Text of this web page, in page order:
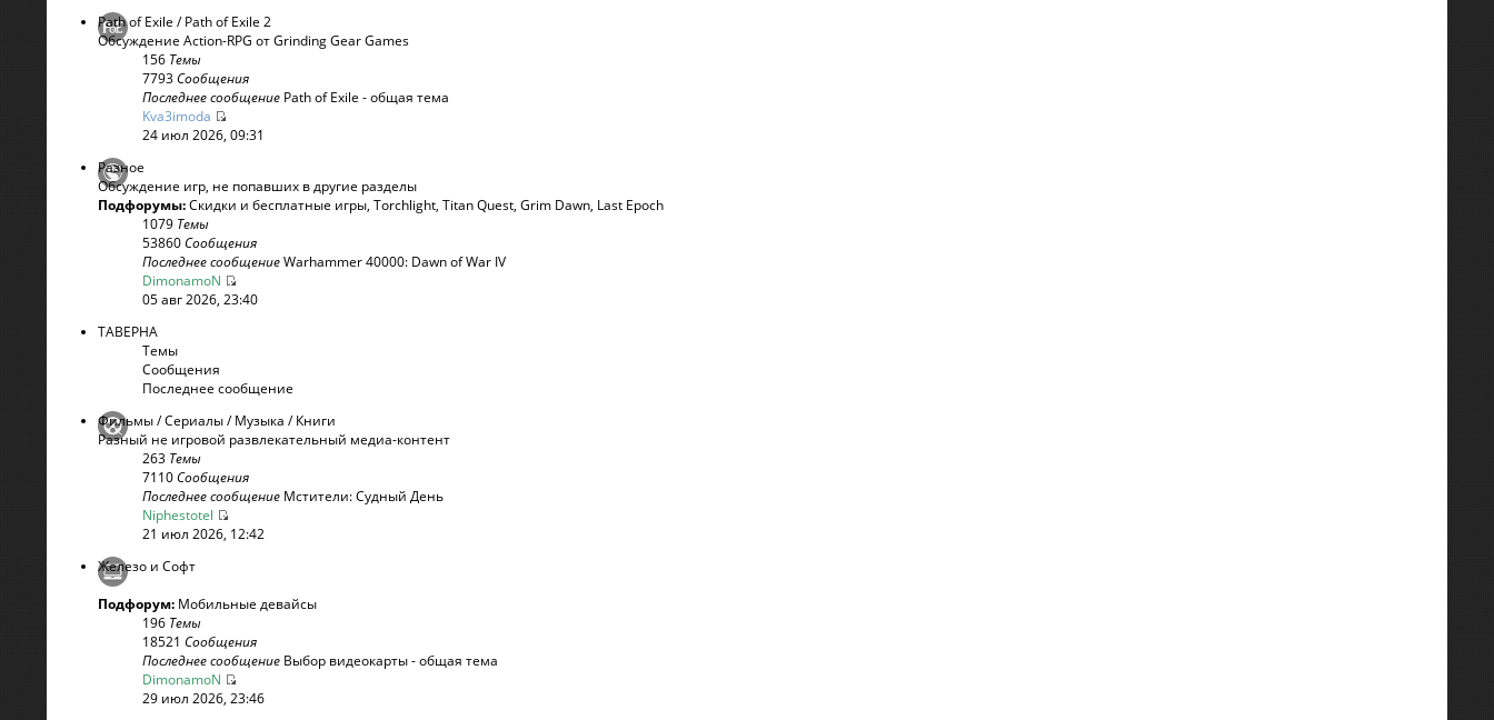
Path of Exile / Path of Exile 2
Обсуждение Action-RPG от Grinding Gear Games
156 Темы
7793Сообщения
Последнее сообщение Path of Exile - общая тема
Kva3imoda
24 июл 2026, 09:31
Разное
Обсуждение игр, не попавших в другие разделы
Подфорумы:Скидки и бесплатные игры, Torchlight, Titan Quest, Grim Dawn, Last Epoch
1079 Темы
53860Сообщения
Последнее сообщениеWarhammer 40000: Dawn of War IV
DimonamoN
05 авг 2026, 23:40
ТАВЕРНА
Темы
Сообщения
Последнее сообщение
Фильмы / Сериалы / Музыка / Книги
Разный не игровой развлекательный медиа-контент
263 Темы
7110Сообщения
Последнее сообщение Мстители: Судный День
Niphestotel
21 июл 2026, 12:42
Железо и Софт
Подфорум: Мобильные девайсы
196 Темы
18521 Сообщения
Последнее сообщение Выбор видеокарты - общая тема
DimonamoN
29 июл 2026, 23:46